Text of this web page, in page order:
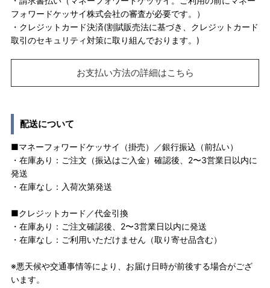
フォワードケッサイ株式会社の審査が必要です。）
・クレジットカード決済(割賦販売法に基づき、クレジットカード
取引のセキュリティ対策に取り組んでおります。)
お支払い方法の詳細はこちら
配送について
■マネーフォワードケッサイ（掛売）／銀行振込（前払い）
・在庫あり：ご注文（振込はご入金）確認後、2〜3営業日以内に
発送
・在庫なし：入荷次第発送
■クレジットカード／代金引換
・在庫あり：ご注文確認後、2〜3営業日以内に発送
・在庫なし：ご利用いただけません（取り寄せ品含む）
※悪天候や交通事情等により、お届け日時が前後する場合がござ
います。